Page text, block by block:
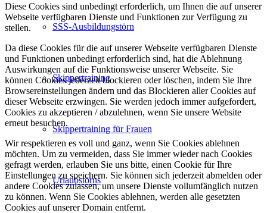
SSS-Ausbildungstörn
Skippertraining
Skippertraining für Frauen
Urlaubstörns
Diese Cookies sind unbedingt erforderlich, um Ihnen die auf unserer
Webseite verfügbaren Dienste und Funktionen zur Verfügung zu
stellen.
Da diese Cookies für die auf unserer Webseite verfügbaren Dienste
und Funktionen unbedingt erforderlich sind, hat die Ablehnung
Auswirkungen auf die Funktionsweise unserer Webseite. Sie
können Cookies jederzeit blockieren oder löschen, indem Sie Ihre
Browsereinstellungen ändern und das Blockieren aller Cookies auf
dieser Webseite erzwingen. Sie werden jedoch immer aufgefordert,
Cookies zu akzeptieren / abzulehnen, wenn Sie unsere Website
erneut besuchen.
Wir respektieren es voll und ganz, wenn Sie Cookies ablehnen
möchten. Um zu vermeiden, dass Sie immer wieder nach Cookies
gefragt werden, erlauben Sie uns bitte, einen Cookie für Ihre
Einstellungen zu speichern. Sie können sich jederzeit abmelden oder
andere Cookies zulassen, um unsere Dienste vollumfänglich nutzen
zu können. Wenn Sie Cookies ablehnen, werden alle gesetzten
Cookies auf unserer Domain entfernt.